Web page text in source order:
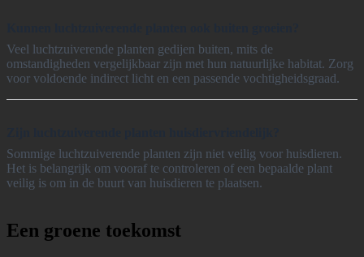
Veel luchtzuiverende planten gedijen buiten, mits de
omstandigheden vergelijkbaar zijn met hun natuurlijke habitat. Zorg
voor voldoende indirect licht en een passende vochtigheidsgraad.
Sommige luchtzuiverende planten zijn niet veilig voor huisdieren.
Het is belangrijk om vooraf te controleren of een bepaalde plant
veilig is om in de buurt van huisdieren te plaatsen.
Een groene toekomst